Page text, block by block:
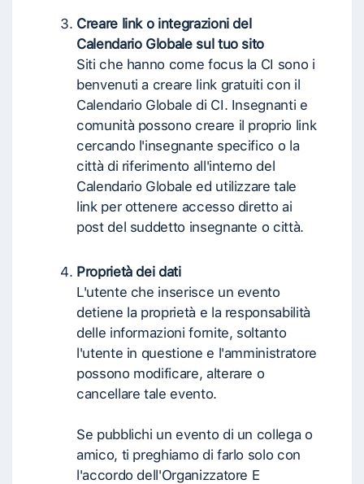
Creare link o integrazioni del
Calendario Globale sul tuo sito
Siti che hanno come focus la CI sono i
benvenuti a creare link gratuiti con il
Calendario Globale di CI. Insegnanti e
comunità possono creare il proprio link
cercando l'insegnante specifico o la
città di riferimento all'interno del
Calendario Globale ed utilizzare tale
link per ottenere accesso diretto ai
post del suddetto insegnante o città.
Proprietà dei dati
L'utente che inserisce un evento
detiene la proprietà e la responsabilità
delle informazioni fornite, soltanto
l'utente in questione e l'amministratore
possono modificare, alterare o
cancellare tale evento.
Se pubblichi un evento di un collega o
amico, ti preghiamo di farlo solo con
l'accordo dell'Organizzatore E